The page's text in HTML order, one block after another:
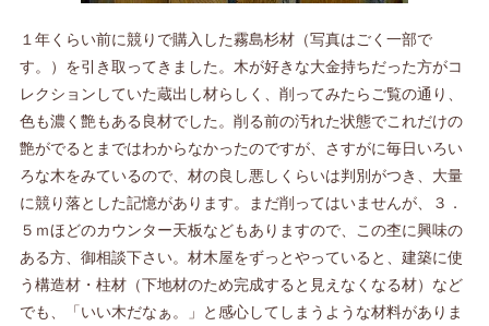
１年くらい前に競りで購入した霧島杉材（写真はごく一部で
す。）を引き取ってきました。木が好きな大金持ちだった方がコ
レクションしていた蔵出し材らしく、削ってみたらご覧の通り、
色も濃く艶もある良材でした。削る前の汚れた状態でこれだけの
艶がでるとまではわからなかったのですが、さすがに毎日いろい
ろな木をみているので、材の良し悪しくらいは判別がつき、大量
に競り落とした記憶があります。まだ削ってはいませんが、３．
５ｍほどのカウンター天板などもありますので、この杢に興味の
ある方、御相談下さい。材木屋をずっとやっていると、建築に使
う構造材・柱材（下地材のため完成すると見えなくなる材）など
でも、「いい木だなぁ。」と感心してしまうような材料がありま